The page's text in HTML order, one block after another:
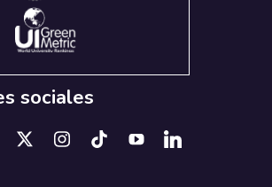
sociales